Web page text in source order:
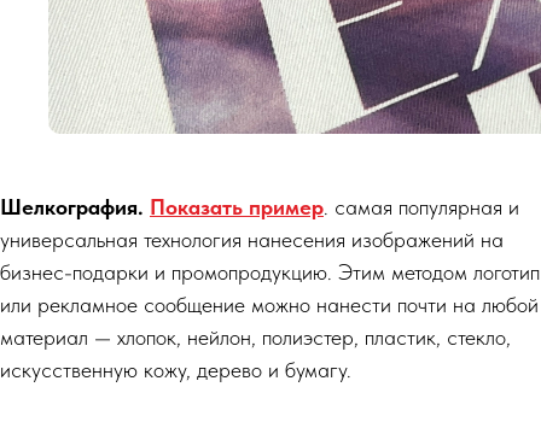
Шелкография. Показать пример . самая популярная и
универсальная технология нанесения изображений на
бизнес-подарки и промопродукцию. Этим методом логотип
или рекламное сообщение можно нанести почти на любой
материал — хлопок, нейлон, полиэстер, пластик, стекло,
искусственную кожу, дерево и бумагу.